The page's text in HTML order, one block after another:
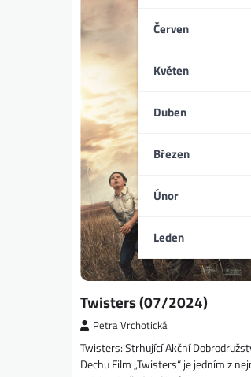
Červen
Květen
Duben
Březen
Únor
Leden
Twisters (07/2024)
Petra Vrchotická
Twisters: Strhující Akční
Dechu Film „Twisters“ je jedním z